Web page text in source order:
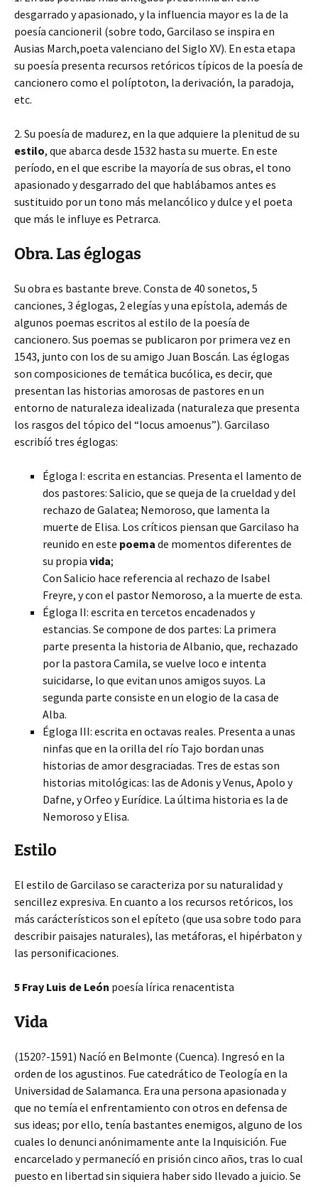
desgarrado y apasionado, y la influencia mayor es la de la
poesía cancioneril (sobre todo, Garcilaso se inspira en
Ausias March,poeta valenciano del Siglo XV). En esta etapa
su poesía presenta recursos retóricos típicos de la poesía de
cancionero como el políptoton, la derivación, la paradoja,
etc.
2. Su poesía de madurez, en la que adquiere la plenitud de su
estilo, que abarca desde 1532 hasta su muerte. En este
período, en el que escribe la mayoría de sus obras, el tono
apasionado y desgarrado del que hablábamos antes es
sustituido por un tono más melancólico y dulce y el poeta
que más le influye es Petrarca.
Obra. Las églogas
Su obra es bastante breve. Consta de 40 sonetos, 5
canciones, 3 églogas, 2 elegías y una epístola, además de
algunos poemas escritos al estilo de la poesía de
cancionero. Sus poemas se publicaron por primera vez en
1543, junto con los de su amigo Juan Boscán. Las églogas
son composiciones de temática bucólica, es decir, que
presentan las historias amorosas de pastores en un
entorno de naturaleza idealizada (naturaleza que presenta
los rasgos del tópico del “locus amoenus”). Garcilaso
escribíó tres églogas:
Égloga I: escrita en estancias. Presenta el lamento de
dos pastores: Salicio, que se queja de la crueldad y del
rechazo de Galatea; Nemoroso, que lamenta la
muerte de Elisa. Los críticos piensan que Garcilaso ha
reunido en este poema de momentos diferentes de
su propia vida;
Con Salicio hace referencia al rechazo de Isabel
Freyre, y con el pastor Nemoroso, a la muerte de esta.
Égloga II: escrita en tercetos encadenados y
estancias. Se compone de dos partes: La primera
parte presenta la historia de Albanio, que, rechazado
por la pastora Camila, se vuelve loco e intenta
suicidarse, lo que evitan unos amigos suyos. La
segunda parte consiste en un elogio de la casa de
Alba.
Égloga III: escrita en octavas reales. Presenta a unas
ninfas que en la orilla del río Tajo bordan unas
historias de amor desgraciadas. Tres de estas son
historias mitológicas: las de Adonis y Venus, Apolo y
Dafne, y Orfeo y Eurídice. La última historia es la de
Nemoroso y Elisa.
Estilo
El estilo de Garcilaso se caracteriza por su naturalidad y
sencillez expresiva. En cuanto a los recursos retóricos, los
más carácterísticos son el epíteto (que usa sobre todo para
describir paisajes naturales), las metáforas, el hipérbaton y
las personificaciones.
5 Fray Luis de León poesía lírica renacentista
Vida
(1520?-1591) Nacíó en Belmonte (Cuenca). Ingresó en la
orden de los agustinos. Fue catedrático de Teología en la
Universidad de Salamanca. Era una persona apasionada y
que no temía el enfrentamiento con otros en defensa de
sus ideas; por ello, tenía bastantes enemigos, alguno de los
cuales lo denunci anónimamente ante la Inquisición. Fue
encarcelado y permanecíó en prisión cinco años, tras lo cual
puesto en libertad sin siquiera haber sido llevado a juicio. Se